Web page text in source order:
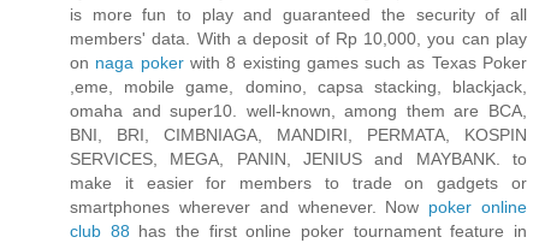
is more fun to play and guaranteed the security of all
members' data. With a deposit of Rp 10,000, you can play
on naga pokerwith 8 existing games such as Texas Poker
,eme, mobile game, domino, capsa stacking, blackjack,
omaha and super10. well-known, among them are BCA,
BNI, BRI, CIMBNIAGA, MANDIRI, PERMATA, KOSPIN
SERVICES, MEGA, PANIN, JENIUS and MAYBANK. to
make it easier for members to trade on gadgets or
smartphones wherever and whenever. Now poker online
club 88 has the first online poker tournament feature in